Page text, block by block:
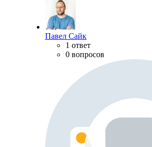
Павел Сайк
1 ответ
0 вопросов